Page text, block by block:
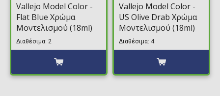
Vallejo Model Color -
Flat Blue Χρώμα
Μοντελισμού (18ml)
Διαθέσιμα: 2
Vallejo Model Color -
US Olive Drab Χρώμα
Μοντελισμού (18ml)
Διαθέσιμα: 4